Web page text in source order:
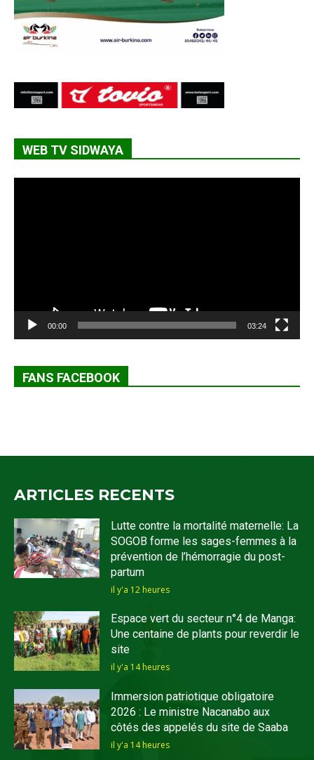
WEB TV SIDWAYA
00:00 03:24
FANS FACEBOOK
ARTICLES RECENTS
Lutte contre la mortalité maternelle: La
SOGOB forme les sages-femmes à la
prévention de l’hémorragie du post-
partum
il y'a 12 heures
Espace vert du secteur n°4 de Manga:
Une centaine de plants pour reverdir le
site
il y'a 14 heures
Immersion patriotique obligatoire
2026 : Le ministre Nacanabo aux
côtés des appelés du site de Saaba
il y'a 14 heures